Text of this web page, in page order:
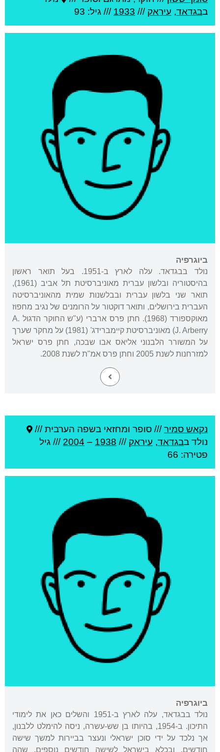
בבגדאד, עיראק ///
1933 /// גיל: 93
ביוגרפיה
נולד בבגדאד. עלה לארץ ב-1951. בעל תואר ראשון
בהיסטוריה ובלשון עברית מאוניברסיטת תל אביב (1961),
תואר שני בלשון עברית ובבלשנות שמית מהאוניברסיטה
העברית בירושלים, ותואר דוקטור על הרומנים של נגיב מחפוז
מאוקספורד (1968). חתן פרס ארברי (ע"ש החוקר הדגול A.
J. Arberry) מאוניברסיטת קיימברידג' (1981) על מחקר שערך
על המשורר הלבנוני אליאס אבו שבכה, חתן פרס ישראל
למזרחנות לשנת 2005 וחתן פרס אמ"ת לשנת 2008.
נקאש סמיר/// סופר ומחזאי בשפה הערבית ///
נולד בבגדאד, עיראק ///
1938
–
2004 /// גיל
פטירה: 66
ביוגרפיה
נולד בבגדאד, עלה לארץ ב-1951 והשלים כאן את לימודי
התיכון. ב-1954, בהיותו בן שש-עשרה, ניסה להימלט ללבנון,
אך נלכד על ידי סוכן ישראלי ונעצר בביירות למשך שישה
חודשים, ובכלא בישראל לשישה חודשים נוספים. שהה